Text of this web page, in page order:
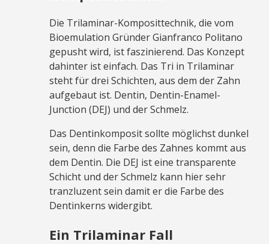
Die Trilaminar-Komposittechnik, die vom
Bioemulation Gründer Gianfranco Politano
gepusht wird, ist faszinierend. Das Konzept
dahinter ist einfach. Das Tri in Trilaminar
steht für drei Schichten, aus dem der Zahn
aufgebaut ist. Dentin, Dentin-Enamel-
Junction (DEJ) und der Schmelz.
Das Dentinkomposit sollte möglichst dunkel
sein, denn die Farbe des Zahnes kommt aus
dem Dentin. Die DEJ ist eine transparente
Schicht und der Schmelz kann hier sehr
tranzluzent sein damit er die Farbe des
Dentinkerns widergibt.
Ein Trilaminar Fall